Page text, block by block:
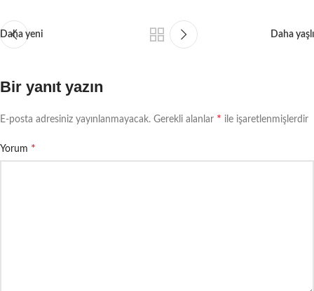
Daha yeni Daha yaşlı
Bir yanıt yazın
E-posta adresiniz yayınlanmayacak. Gerekli alanlar * ile işaretlenmişlerdir
Yorum *